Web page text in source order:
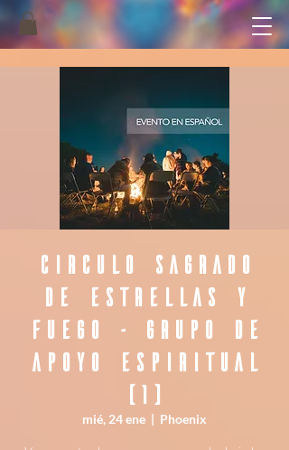
Circulo Sagrado
De Estrellas y
Fuego - Grupo de
Apoyo Espiritual
(1)
mié, 24 ene
  |
Phoenix